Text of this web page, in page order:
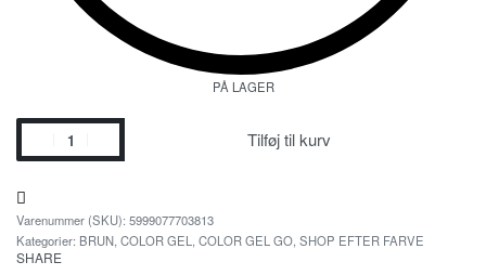
PÅ LAGER
Tilføj til kurv
5999077703813
Kategorier: BRUN, COLOR GEL, COLOR GEL GO, SHOP EFTER FARVE
SHARE